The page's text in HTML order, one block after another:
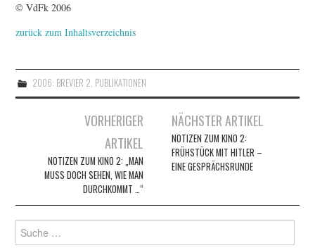
© VdFk 2006
zurück zum Inhaltsverzeichnis
2006: BREVIER 2, PUBLIKATIONEN
VORHERIGER
ARTIKEL
NOTIZEN ZUM KINO 2: „MAN
MUSS DOCH SEHEN, WIE MAN
DURCHKOMMT …“
NÄCHSTER ARTIKEL
NOTIZEN ZUM KINO 2:
FRÜHSTÜCK MIT HITLER –
EINE GESPRÄCHSRUNDE
Suche
nach: